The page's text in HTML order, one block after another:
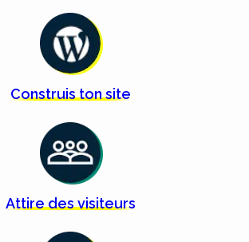
Construis tonsite
Attire desvisiteurs